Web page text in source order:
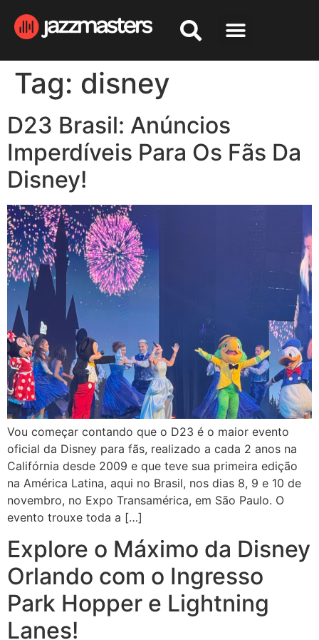
Tag: disney
D23 Brasil: Anúncios
Imperdíveis Para Os Fãs Da
Disney!
Vou começar contando que o D23 é o maior evento
oficial da Disney para fãs, realizado a cada 2 anos na
Califórnia desde 2009 e que teve sua primeira edição
na América Latina, aqui no Brasil, nos dias 8, 9 e 10 de
novembro, no Expo Transamérica, em São Paulo. O
evento trouxe toda a […]
Explore o Máximo da Disney
Orlando com o Ingresso
Park Hopper e Lightning
Lanes!